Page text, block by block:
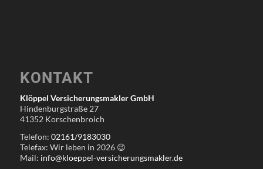
KONTAKT
Klöppel Versicherungsmakler GmbH
Hindenburgstraße 27
41352 Korschenbroich
Telefon: 02161/9183030
Telefax: Wir leben in 2026 😉
Mail: info@kloeppel-versicherungsmakler.de